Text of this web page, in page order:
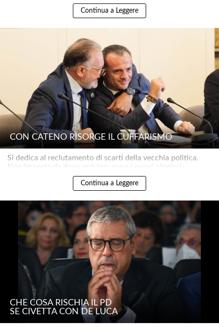
Continua a Leggere
CON CATENO RISORGE IL CUFFARISMO
Si dedica al reclutamento di scarti della vecchia politica.
Non importa da dove arrivino: sono i nuovi pionieri..
Continua a Leggere
CHE COSA RISCHIA IL PD
SE CIVETTA CON DE LUCA